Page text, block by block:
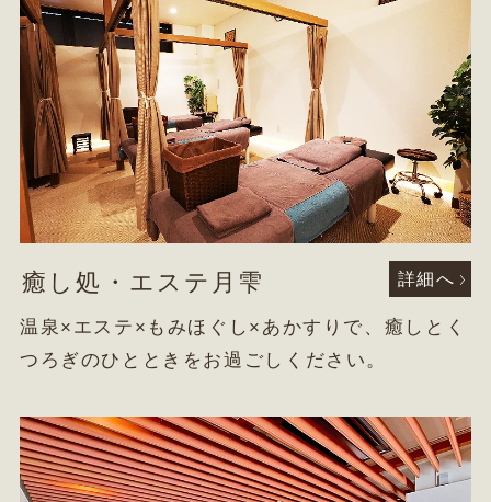
癒し処・エステ月雫 詳細へ
温泉×エステ×もみほぐし×あかすりで、癒しとく
つろぎのひとときをお過ごしください。